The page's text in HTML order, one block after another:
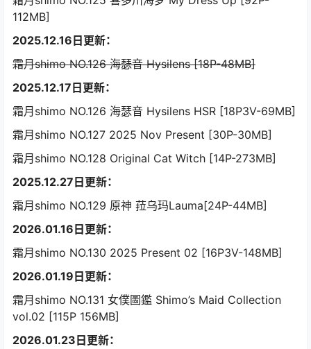
112MB]
2025.12.16日更新：
霜月shimo NO.126 海瑟音 Hysilens [18P-48MB]
2025.12.17日更新：
霜月shimo NO.126 海瑟音 Hysilens HSR [18P3V-69MB]
霜月shimo NO.127 2025 Nov Present [30P-30MB]
霜月shimo NO.128 Original Cat Witch [14P-273MB]
2025.12.27日更新：
霜月shimo NO.129 原神 菈乌玛Lauma[24P-44MB]
2026.01.16日更新：
霜月shimo NO.130 2025 Present 02 [16P3V-148MB]
2026.01.19日更新：
霜月shimo NO.131 女僕圖鑑 Shimo’s Maid Collection
vol.02 [115P 156MB]
2026.01.23日更新：